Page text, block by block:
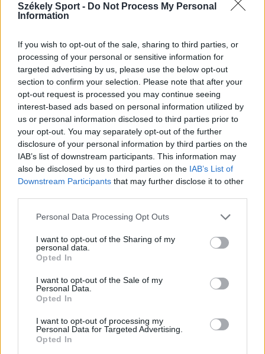
Székely Sport - Do Not Process My Personal
Information
If you wish to opt-out of the sale, sharing to third parties, or
processing of your personal or sensitive information for
targeted advertising by us, please use the below opt-out
section to confirm your selection. Please note that after your
opt-out request is processed you may continue seeing
interest-based ads based on personal information utilized by
us or personal information disclosed to third parties prior to
your opt-out. You may separately opt-out of the further
disclosure of your personal information by third parties on the
IAB’s list of downstream participants. This information may
also be disclosed by us to third parties on the IAB’s List of
Downstream Participants that may further disclose it to other
Personal Data Processing Opt Outs
I want to opt-out of the Sharing of my
personal data.
Opted In
I want to opt-out of the Sale of my
Personal Data.
Opted In
I want to opt-out of processing my
Personal Data for Targeted Advertising.
Opted In
NOVÁK KÁROLY EDUÁRD
Kihirdetés helyett megtámadta az államfő
a Novák-törvényt
Az államfő az alkotmánybírósághoz fordult azzal a
törvénytervezettel kapcsolatban, amely a romániai
idénytől kezdődően a hivatalos mérkőzéseken a
játékosok legalább 40 százaléka hazai sportoló legyen.